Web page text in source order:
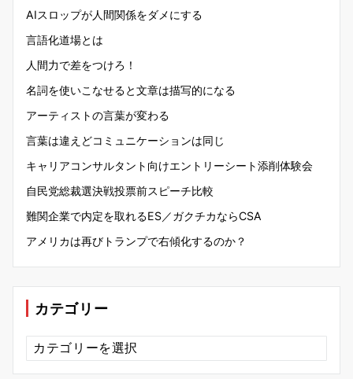
AIスロップが人間関係をダメにする
言語化道場とは
人間力で差をつけろ！
名詞を使いこなせると文章は描写的になる
アーティストの言葉が変わる
言葉は違えどコミュニケーションは同じ
キャリアコンサルタント向けエントリーシート添削体験会
自民党総裁選決戦投票前スピーチ比較
難関企業で内定を取れるES／ガクチカならCSA
アメリカは再びトランプで右傾化するのか？
カテゴリー
カ
テ
ゴ